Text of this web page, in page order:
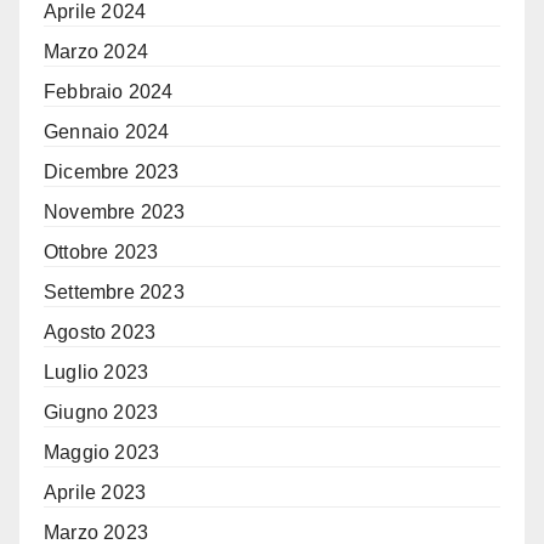
Aprile 2024
Marzo 2024
Febbraio 2024
Gennaio 2024
Dicembre 2023
Novembre 2023
Ottobre 2023
Settembre 2023
Agosto 2023
Luglio 2023
Giugno 2023
Maggio 2023
Aprile 2023
Marzo 2023